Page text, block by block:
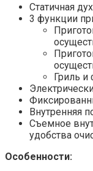
Статичная
3 функции
Гриль и
Внутренняя
Съемное
удобства
​Особенности: